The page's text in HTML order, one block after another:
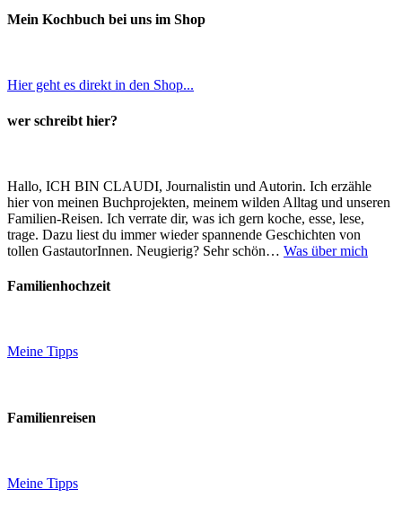
Mein Kochbuch bei uns im Shop
Hier geht es direkt in den Shop...
wer schreibt hier?
Hallo, ICH BIN CLAUDI, Journalistin und Autorin. Ich erzähle
hier von meinen Buchprojekten, meinem wilden Alltag und unseren
Familien-Reisen. Ich verrate dir, was ich gern koche, esse, lese,
trage. Dazu liest du immer wieder spannende Geschichten von
tollen GastautorInnen. Neugierig? Sehr schön… Was über mich
Familienhochzeit
Meine Tipps
Familienreisen
Meine Tipps